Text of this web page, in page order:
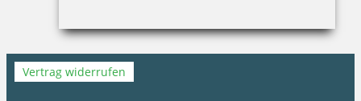
Barrierefreiheit
Vertrag widerrufen